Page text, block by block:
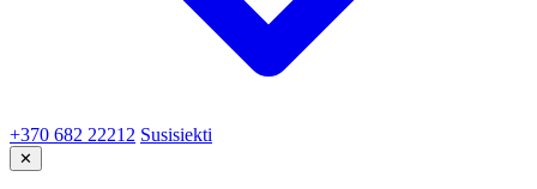
+370 682 22212 Susisiekti
✕